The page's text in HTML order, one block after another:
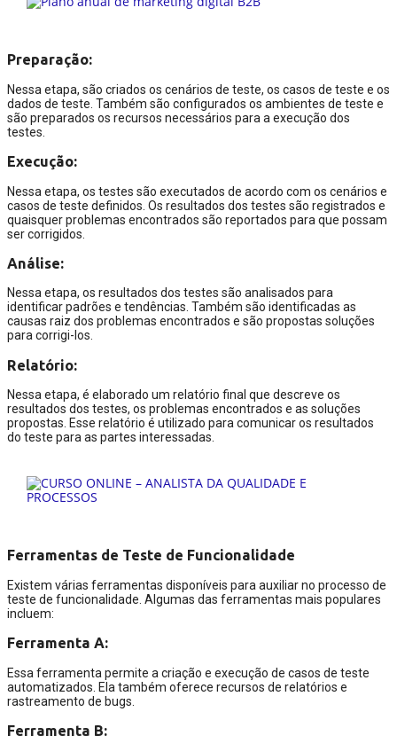
Preparação:
Nessa etapa, são criados os cenários de teste, os casos de teste e os
dados de teste. Também são configurados os ambientes de teste e
são preparados os recursos necessários para a execução dos
testes.
Execução:
Nessa etapa, os testes são executados de acordo com os cenários e
casos de teste definidos. Os resultados dos testes são registrados e
quaisquer problemas encontrados são reportados para que possam
ser corrigidos.
Análise:
Nessa etapa, os resultados dos testes são analisados para
identificar padrões e tendências. Também são identificadas as
causas raiz dos problemas encontrados e são propostas soluções
para corrigi-los.
Relatório:
Nessa etapa, é elaborado um relatório final que descreve os
resultados dos testes, os problemas encontrados e as soluções
propostas. Esse relatório é utilizado para comunicar os resultados
do teste para as partes interessadas.
Ferramentas de Teste de Funcionalidade
Existem várias ferramentas disponíveis para auxiliar no processo de
teste de funcionalidade. Algumas das ferramentas mais populares
incluem:
Ferramenta A:
Essa ferramenta permite a criação e execução de casos de teste
automatizados. Ela também oferece recursos de relatórios e
rastreamento de bugs.
Ferramenta B: